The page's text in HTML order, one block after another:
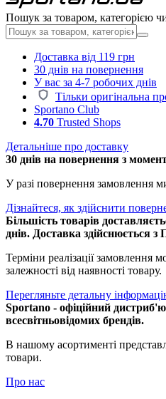
Пошук за товаром, категорією
Доставка від 119 грн
30 днів на повернення
У вас за 4-7 робочих днів
Тільки оригінальна
Sportano Club
4.70 Trusted Shops
Детальніше про доставку
30 днів на повернення з
У разі повернення замовлення
Дізнайтеся, як здійснити
Більшість товарів
днів. Доставка здійснюється з
Терміни реалізації замовлення
залежності від наявності товару.
Перегляньте детальну
Sportano - офіційний
всесвітньовідомих брендів.
В нашому асортименті
товари.
Про нас